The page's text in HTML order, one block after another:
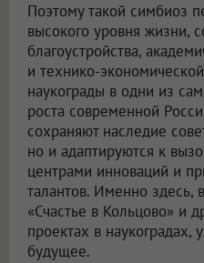
Поэтому такой симбиоз
высокого уровня жизни,
благоустройства,
и технико-
наукограды в одни из
роста современной
сохраняют наследие
но и адаптируются к
центрами инноваций и
талантов. Именно здесь,
«Счастье в Кольцово» и
проектах в наукоградах,
будущее.